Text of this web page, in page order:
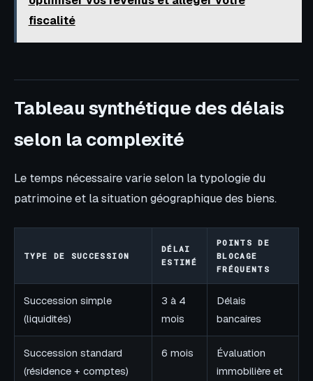
fiscalité
Tableau synthétique des délais
selon la complexité
Le temps nécessaire varie selon la typologie du
patrimoine et la situation géographique des biens.
TYPE DE SUCCESSION
DÉLAI
ESTIMÉ
POINTS DE
BLOCAGE
FRÉQUENTS
Succession simple
(liquidités)
3 à 4
mois
Délais
bancaires
Succession standard
(résidence + comptes)
6 mois
Évaluation
immobilière et